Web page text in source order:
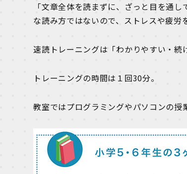
「文章全体を読まずに、ざっと目を通
な読み方ではないので、ストレスや疲労
速読トレーニングは「わかりやすい・
トレーニングの時間は１回30分。
教室ではプログラミングやパソコンの授